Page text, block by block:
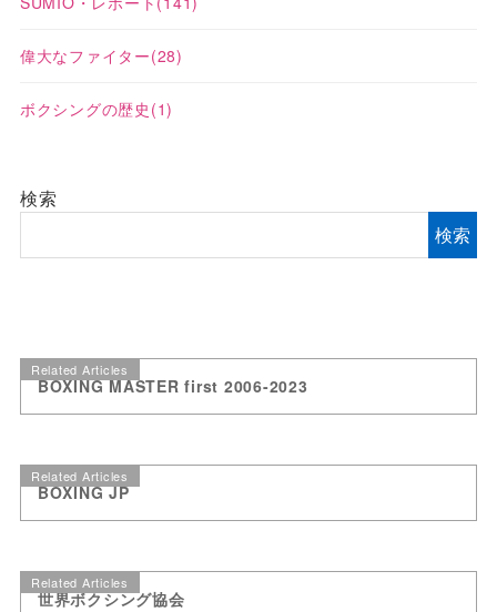
偉大なファイター(28)
ボクシングの歴史 (1)
検索
検索
Related Articles
BOXING MASTER first 2006-2023
Related Articles
BOXING JP
Related Articles
世界ボクシング協会